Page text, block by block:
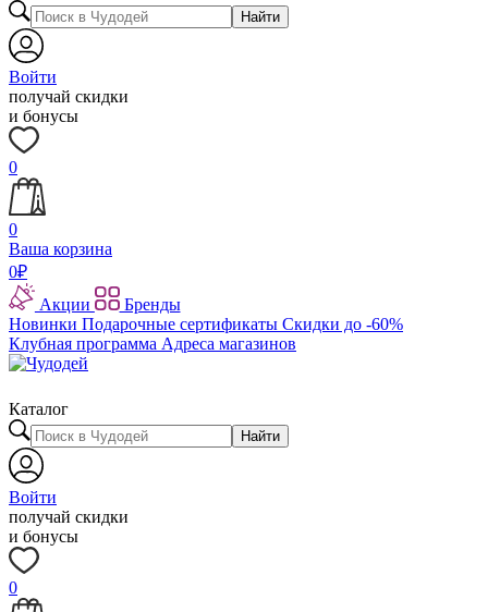
Найти
Войти
получай скидки
и бонусы
0
0
Ваша корзина
0₽
Акции
Бренды
Новинки Подарочные сертификаты Скидки до -60%
Клубная программа Адреса магазинов
Каталог
Найти
Войти
получай скидки
и бонусы
0